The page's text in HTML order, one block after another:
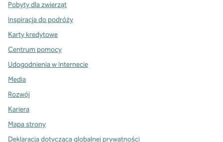
Pobyty dla zwierząt
Inspiracja do podróży
Karty kredytowe
Centrum pomocy
Udogodnienia w Internecie
Media
Rozwój
Kariera
Mapa strony
Deklaracja dotycząca globalnej prywatności